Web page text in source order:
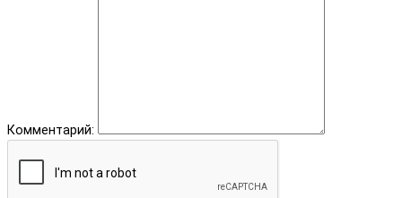
Комментарий: